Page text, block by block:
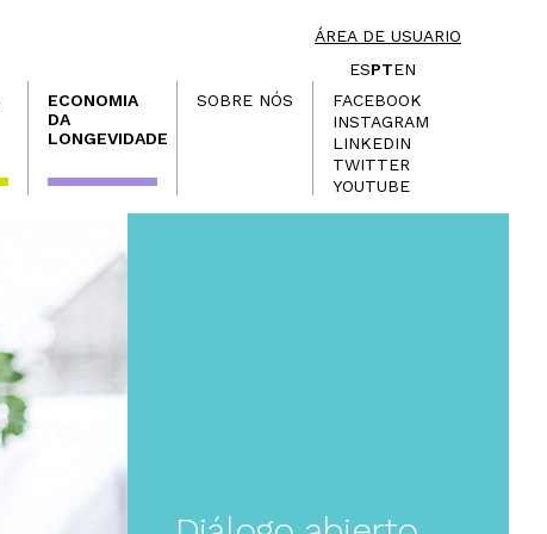
ÁREA DE USUARIO
ESPTEN
ECONOMIA
DA
LONGEVIDADE
SOBRE NÓS
FACEBOOK
INSTAGRAM
LINKEDIN
TWITTER
YOUTUBE